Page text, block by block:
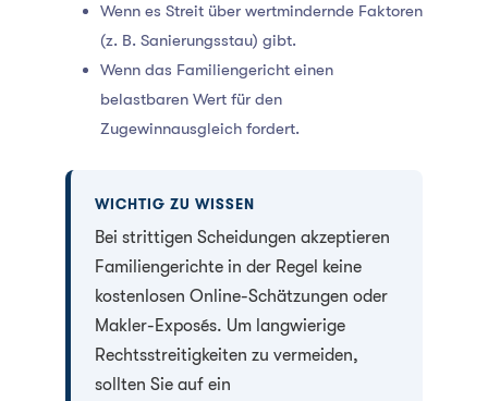
Wenn es Streit über wertmindernde Faktoren
(z. B. Sanierungsstau) gibt.
Wenn das Familiengericht einen
belastbaren Wert für den
Zugewinnausgleich fordert.
WICHTIG ZU WISSEN
Bei strittigen Scheidungen akzeptieren
Familiengerichte in der Regel keine
kostenlosen Online-Schätzungen oder
Makler-Exposés. Um langwierige
Rechtsstreitigkeiten zu vermeiden,
sollten Sie auf ein